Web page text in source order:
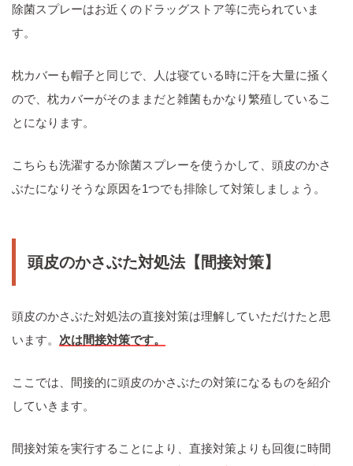
除菌スプレーはお近くのドラッグストア等に売られていま
す。
枕カバーも帽子と同じで、人は寝ている時に汗を大量に掻く
ので、枕カバーがそのままだと雑菌もかなり繁殖しているこ
とになります。
こちらも洗濯するか除菌スプレーを使うかして、頭皮のかさ
ぶたになりそうな原因を1つでも排除して対策しましょう。
頭皮のかさぶた対処法【間接対策】
頭皮のかさぶた対処法の直接対策は理解していただけたと思
います。 次は間接対策です。
ここでは、間接的に頭皮のかさぶたの対策になるものを紹介
していきます。
間接対策を実行することにより、直接対策よりも回復に時間